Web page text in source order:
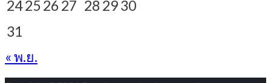
2425 26 27 28 2930
31
« พ.ย.